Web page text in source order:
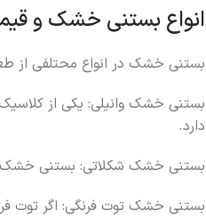
انواع بستنی خشک و
بستنی خشک در انواع محتلفی از
بستنی خشک وانیلی: یکی از
دارد.
بستنی خشک شکلاتی: بستنی خشک
بستنی خشک توت فرنگی: اگر توت